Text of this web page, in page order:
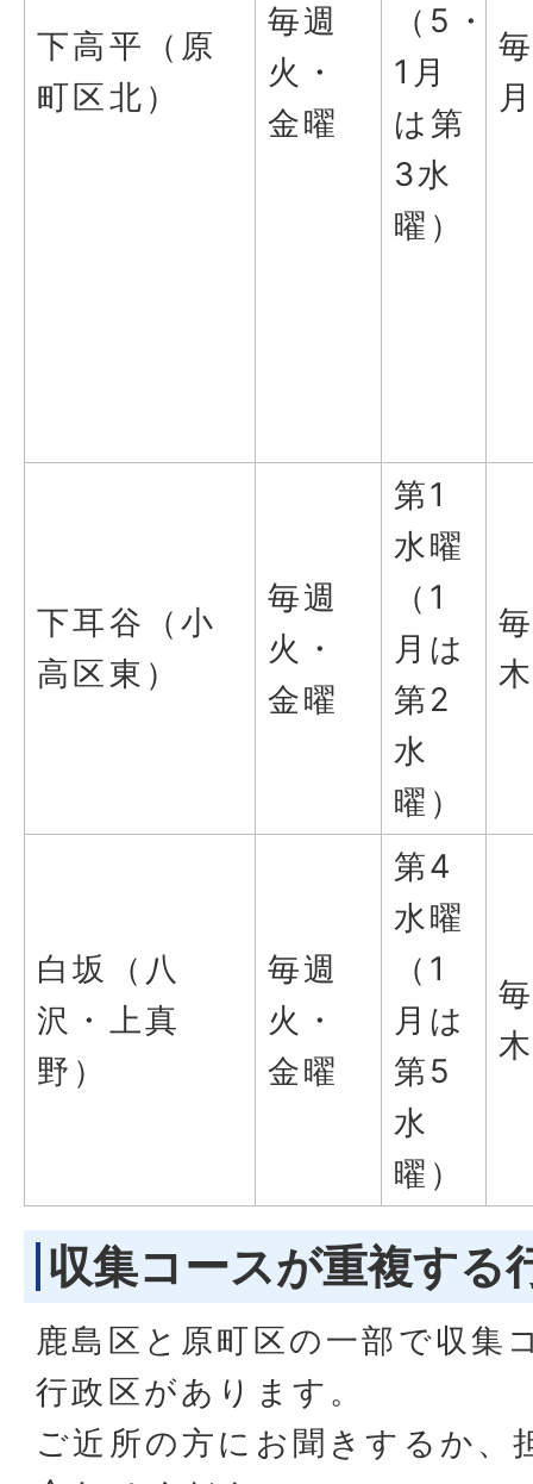
下高平（原
町区北）
毎週
火・
金曜
（5・
1月
は第
3水
曜）
下耳谷（小
高区東）
毎週
火・
金曜
第1
水曜
（1
月は
第2
水
曜）
白坂（八
沢・上真
野）
毎週
火・
金曜
第4
水曜
（1
月は
第5
水
曜）
収集コースが重複する
鹿島区と原町区の一部で収集
行政区があります。
ご近所の方にお聞きするか、